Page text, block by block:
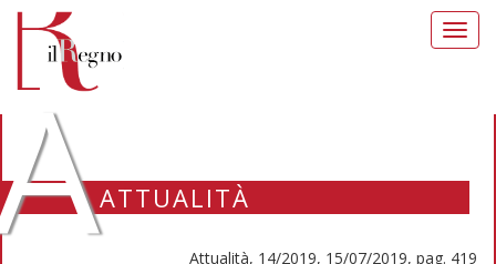
ATTUALITÀ
Attualità, 14/2019, 15/07/2019, pag. 419